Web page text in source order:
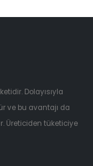
Dolayısıyla
ve bu avantajı da
Üreticiden tüketiciye